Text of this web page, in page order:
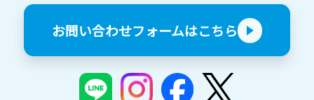
お問い合わせフォームはこちら